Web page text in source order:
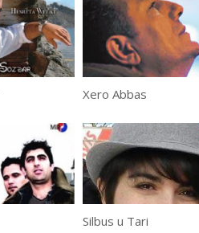
Xero Abbas
Silbus u Tari